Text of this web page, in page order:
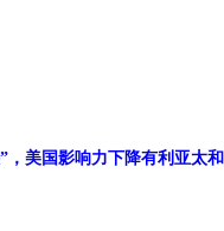
，美国影响力下降有利亚太和